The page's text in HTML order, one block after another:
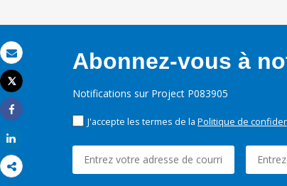
Email
Imprimer
Tweet
Share
Abonnez-vous à
Notifications sur Project P083905
J'accepte les termes de la Politique de